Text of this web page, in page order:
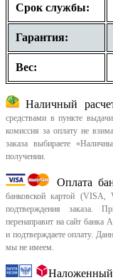
Срок службы:
Гарантия:
Вес:
Наличный
средствами в пункте
комиссия за оплату не
заказа выбираете
получении.
Оплата
банковской картой (VISA,
подтверждения заказа.
перенаправит на сайт банка
и подтверждаете оплату.
мы не имеем.